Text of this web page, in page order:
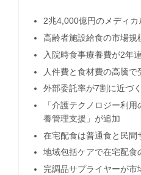
2兆4,000億円のメディカ
高齢者施設給食の市場規
入院時食事療養費が2年
人件費と食材費の高騰で
外部委託率が7割に近づ
「介護テクノロジー利
養管理支援」が追加
在宅配食は普通食と民間
地域包括ケアで在宅配食
完調品サプライヤーが市